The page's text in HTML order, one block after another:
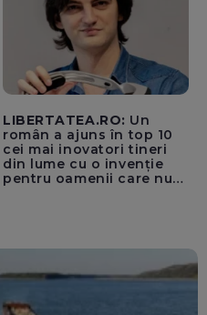
LIBERTATEA.RO: Un
român a ajuns în top 10
cei mai inovatori tineri
din lume cu o invenție
pentru oamenii care nu